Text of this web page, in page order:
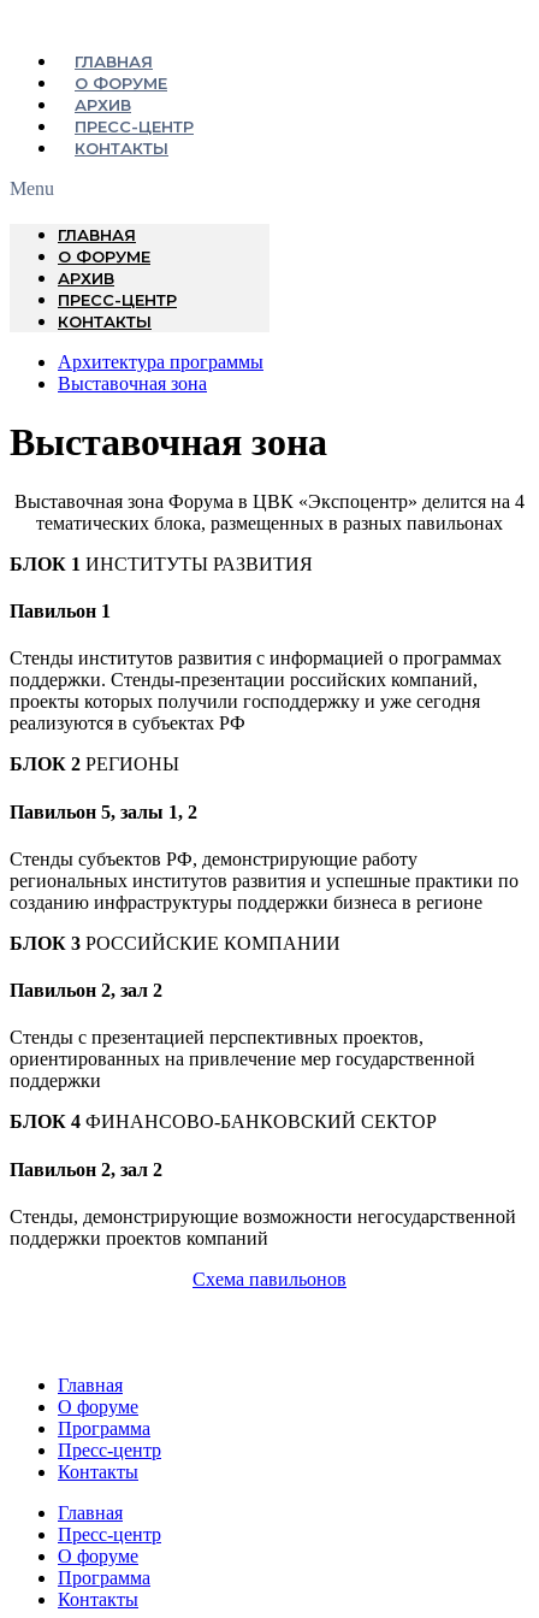
ГЛАВНАЯ
О ФОРУМЕ
АРХИВ
ПРЕСС-ЦЕНТР
КОНТАКТЫ
Menu
ГЛАВНАЯ
О ФОРУМЕ
АРХИВ
ПРЕСС-ЦЕНТР
КОНТАКТЫ
Архитектура программы
Выставочная зона
Выставочная зона
Выставочная зона Форума в ЦВК «Экспоцентр» делится на 4
тематических блока, размещенных в разных павильонах
БЛОК 1 ИНСТИТУТЫ РАЗВИТИЯ
Павильон 1
Стенды институтов развития с информацией о программах
поддержки. Стенды-презентации российских компаний,
проекты которых получили господдержку и уже сегодня
реализуются в субъектах РФ
БЛОК 2 РЕГИОНЫ
Павильон 5, залы 1, 2
Стенды субъектов РФ, демонстрирующие работу
региональных институтов развития и успешные практики по
созданию инфраструктуры поддержки бизнеса в регионе
БЛОК 3 РОССИЙСКИЕ КОМПАНИИ
Павильон 2, зал 2
Стенды с презентацией перспективных проектов,
ориентированных на привлечение мер государственной
поддержки
БЛОК 4 ФИНАНСОВО-БАНКОВСКИЙ СЕКТОР
Павильон 2, зал 2
Стенды, демонстрирующие возможности негосударственной
поддержки проектов компаний
Схема павильонов
Главная
О форуме
Программа
Пресс-центр
Контакты
Главная
Пресс-центр
О форуме
Программа
Контакты